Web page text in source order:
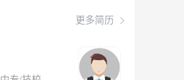
更多简历